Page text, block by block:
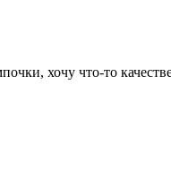
хочу что-то